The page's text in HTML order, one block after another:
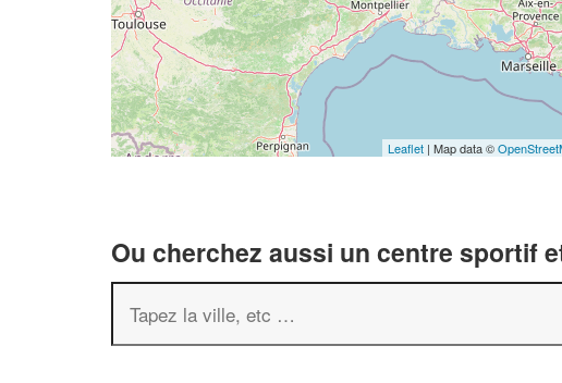
Leaflet | Map data ©
Ou cherchez aussi un centre sportif